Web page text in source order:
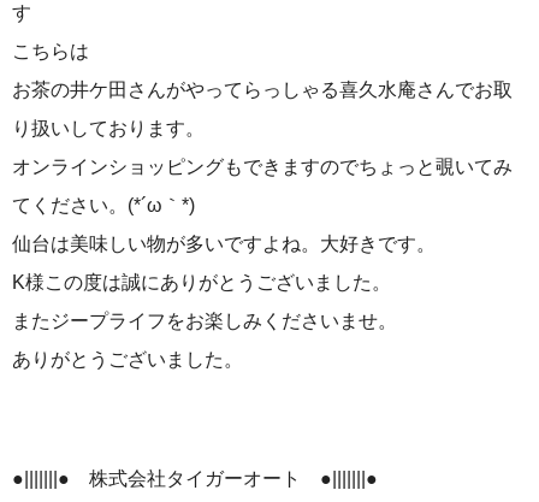
す
こちらは
お茶の井ケ田さんがやってらっしゃる喜久水庵さんでお取
り扱いしております。
オンラインショッピングもできますのでちょっと覗いてみ
てください。(*´ω｀*)
仙台は美味しい物が多いですよね。大好きです。
K様この度は誠にありがとうございました。
またジープライフをお楽しみくださいませ。
ありがとうございました。
●|||||||● 株式会社タイガーオート ●|||||||●